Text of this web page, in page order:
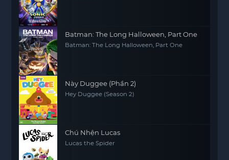
Batman: The Long Halloween, Part One
Batman: The Long Halloween, Part One
Này Duggee (Phần 2)
Hey Duggee (Season 2)
Chú Nhện Lucas
Lucas the Spider